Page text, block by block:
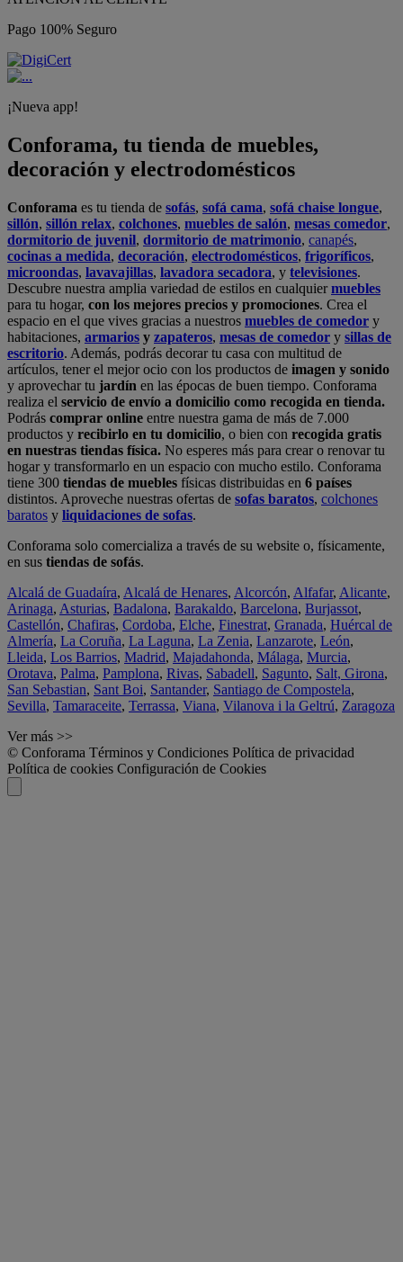
Pago 100% Seguro
¡Nueva app!
Conforama, tu tienda de muebles,
decoración y electrodomésticos
Conforama es tu tienda de sofás, sofá cama, sofá chaise longue,
sillón, sillón relax, colchones, muebles de salón, mesas comedor,
dormitorio de juvenil, dormitorio de matrimonio, canapés,
cocinas a medida, decoración, electrodomésticos, frigoríficos,
microondas, lavavajillas, lavadora secadora, y televisiones.
Descubre nuestra amplia variedad de estilos en cualquiermuebles
para tu hogar, con los mejores precios y promociones. Crea el
espacio en el que vives gracias a nuestros muebles de comedor y
habitaciones, armarios y zapateros, mesas de comedor y sillas de
escritorio. Además, podrás decorar tu casa con multitud de
artículos, tener el mejor ocio con los productos de imagen y sonido
y aprovechar tu jardín en las épocas de buen tiempo. Conforama
realiza el servicio de envío a domicilio como recogida en tienda.
Podrás comprar online entre nuestra gama de más de 7.000
productos y recibirlo en tu domicilio, o bien con recogida gratis
en nuestras tiendas física. No esperes más para crear o renovar tu
hogar y transformarlo en un espacio con mucho estilo. Conforama
tiene 300 tiendas de muebles físicas distribuidas en 6 países
distintos. Aproveche nuestras ofertas de sofas baratos, colchones
baratos y liquidaciones de sofas.
Conforama solo comercializa a través de su website o, físicamente,
en sus tiendas de sofás.
Alcalá de Guadaíra, Alcalá de Henares, Alcorcón, Alfafar, Alicante,
Arinaga, Asturias, Badalona, Barakaldo, Barcelona, Burjassot,
Castellón, Chafiras, Cordoba, Elche, Finestrat, Granada, Huércal de
Almería, La Coruña, La Laguna, La Zenia, Lanzarote, León,
Lleida, Los Barrios, Madrid, Majadahonda, Málaga, Murcia,
Orotava, Palma, Pamplona, Rivas, Sabadell, Sagunto, Salt, Girona,
San Sebastian, Sant Boi, Santander, Santiago de Compostela,
Sevilla, Tamaraceite, Terrassa, Viana, Vilanova i la Geltrú, Zaragoza
Ver más >>
© Conforama Términos y Condiciones Política de privacidad
Política de cookies Configuración de Cookies